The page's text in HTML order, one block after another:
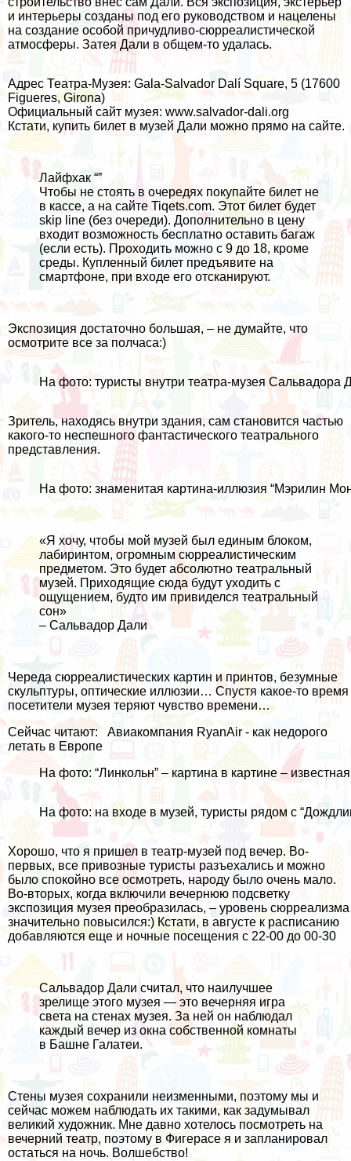
и интерьеры созданы под его руководством и нацелены
на создание особой причудливо-сюрреалистической
атмосферы. Затея Дали в общем-то удалась.
Адрес Театра-Музея: Gala-Salvador Dalí Square, 5 (17600
Figueres, Girona)
Официальный сайт музея: www.salvador-dali.org
Кстати, купить билет в музей Дали можно прямо на сайте.
Лайфхак “”
Чтобы не стоять в очередях покупайте билет не
в кассе, а на сайтеTiqets.com. Этот билет будет
skip line (без очереди). Дополнительно в цену
входит возможность бесплатно оставить багаж
(если есть). Проходить можно с 9 до 18, кроме
среды. Купленный билет предъявите на
смартфоне, при входе его отсканируют.
Экспозиция достаточно большая, – не думайте, что
осмотрите все за полчаса:)
На фото: туристы внутри театра-музея Сальвадора
Зритель, находясь внутри здания, сам становится частью
какого-то неспешного фантастического театрального
представления.
На фото: знаменитая картина-иллюзия “Мэрилин
«Я хочу, чтобы мой музей был единым блоком,
лабиринтом, огромным сюрреалистическим
предметом. Это будет абсолютно театральный
музей. Приходящие сюда будут уходить с
ощущением, будто им привиделся театральный
сон»
– Сальвадор Дали
Череда сюрреалистических картин и принтов, безумные
скульптуры, оптические иллюзии… Спустя какое-то время
посетители музея теряют чувство времени…
Сейчас читают: Авиакомпания RyanAir - как недорого
летать в Европе
На фото: “Линкольн” – картина в картине –
На фото: на входе в музей, туристы рядом с
Хорошо, что я пришел в театр-музей под вечер. Во-
первых, все привозные туристы разъехались и можно
было спокойно все осмотреть, народу было очень мало.
Во-вторых, когда включили вечернюю подсветку
экспозиция музея преобразилась, – уровень сюрреализма
значительно повысился:) Кстати, в августе к расписанию
добавляются еще и ночные посещения с 22-00 до 00-30
Сальвадор Дали считал, что наилучшее
зрелище этого музея — это вечерняя игра
света на стенах музея. За ней он наблюдал
каждый вечер из окна собственной комнаты
в Башне Галатеи.
Стены музея сохранили неизменными, поэтому мы и
сейчас можем наблюдать их такими, как задумывал
великий художник. Мне давно хотелось посмотреть на
вечерний театр, поэтому в Фигерасе я и запланировал
остаться на ночь. Волшебство!